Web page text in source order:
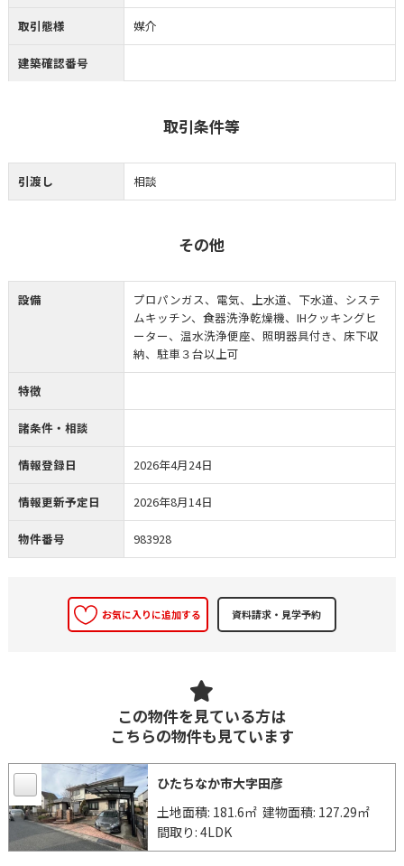
取引態様 媒介
建築確認番号
取引条件等
引渡し 相談
その他
設備
プロパンガス、電気、上水道、下水道、システ
ムキッチン、食器洗浄乾燥機、IHクッキングヒ
ーター、温水洗浄便座、照明器具付き、床下収
納、駐車３台以上可
特徴
諸条件・相談
情報登録日 2026年4月24日
情報更新予定日 2026年8月14日
物件番号 983928
お気に入りに追加する
この物件を見ている方は
こちらの物件も見ています
ひたちなか市大字田彦
土地面積: 181.6㎡建物面積: 127.29㎡
間取り: 4LDK